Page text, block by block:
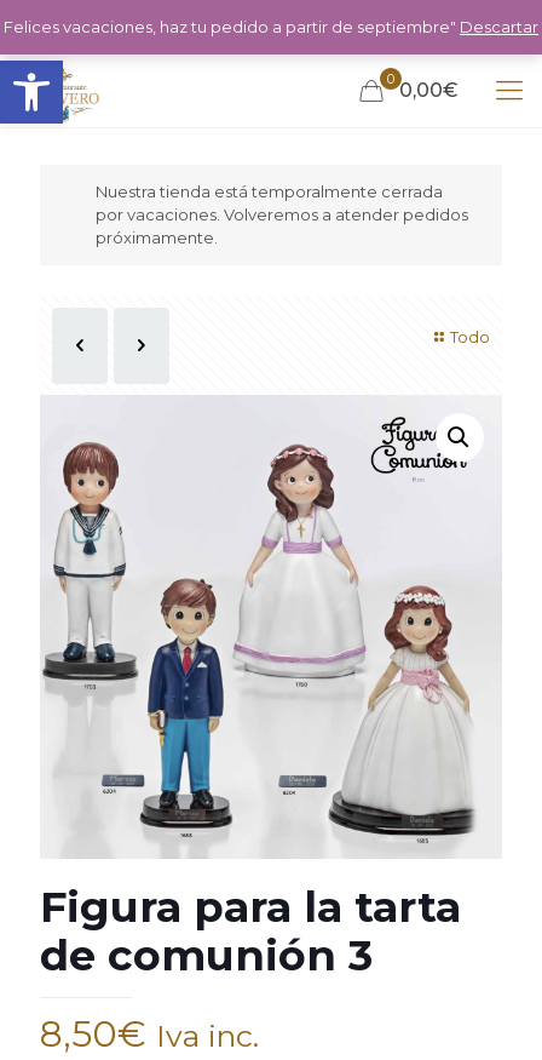
Abrir barra de herramientas 0 0,00€
Nuestra tienda está temporalmente cerrada
por vacaciones. Volveremos a atender pedidos
próximamente.
Todo
Figura para la tarta
de comunión 3
8,50€ Iva inc.
Felices vacaciones, haz tu pedido a partir de septiembre" Descartar